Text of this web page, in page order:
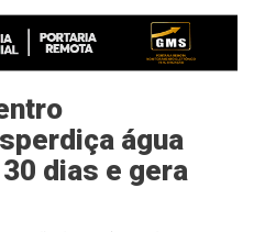
água
dias e gera